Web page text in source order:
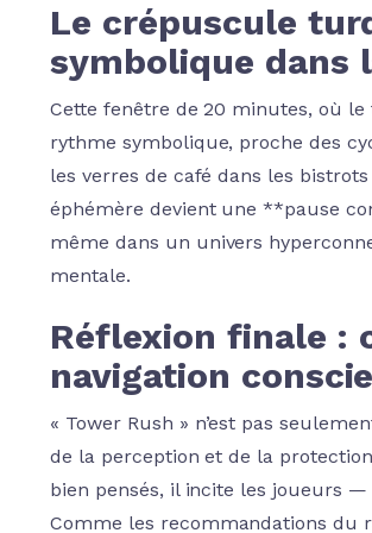
Le crépuscule
symbolique dans
Cette fenêtre de 20 minutes, où
rythme symbolique, proche des
les verres de café dans les
éphémère devient une **pause
même dans un univers
mentale.
Réflexion finale :
navigation
« Tower Rush » n’est pas
de la perception et de la
bien pensés, il incite les joueurs
Comme les recommandations du